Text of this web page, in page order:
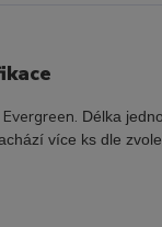
Délka
více ks dle